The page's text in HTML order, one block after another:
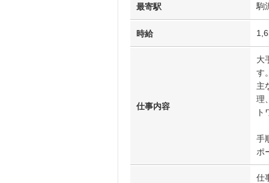
最寄駅 駒
時給
仕事内容
大
す
主
理
手
ポ
仕